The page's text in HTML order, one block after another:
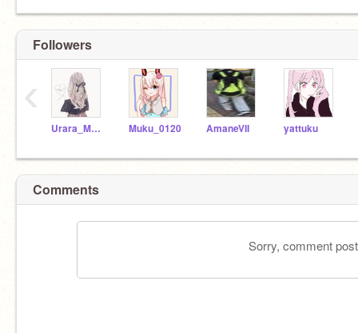
Followers
Urara_Muku Muku_0120 AmaneVII yattuku
‹
Comments
Sorry, comment